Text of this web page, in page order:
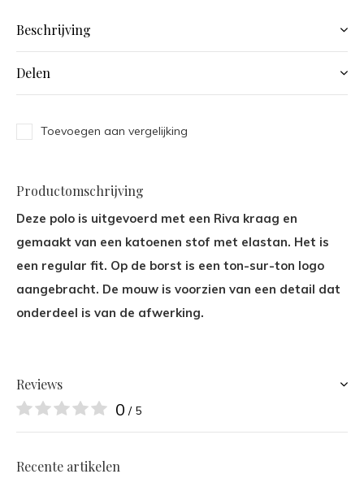
Beschrijving
Delen
Toevoegen aan vergelijking
Productomschrijving
Deze polo is uitgevoerd met een Riva kraag en
gemaakt van een katoenen stof met elastan. Het is
een regular fit. Op de borst is een ton-sur-ton logo
aangebracht. De mouw is voorzien van een detail dat
onderdeel is van de afwerking.
Reviews
0 / 5
Recente artikelen